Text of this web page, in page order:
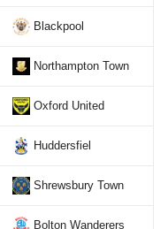
Blackpool
Northampton Town
Oxford United
Huddersfiel
Shrewsbury Town
Bolton Wanderers